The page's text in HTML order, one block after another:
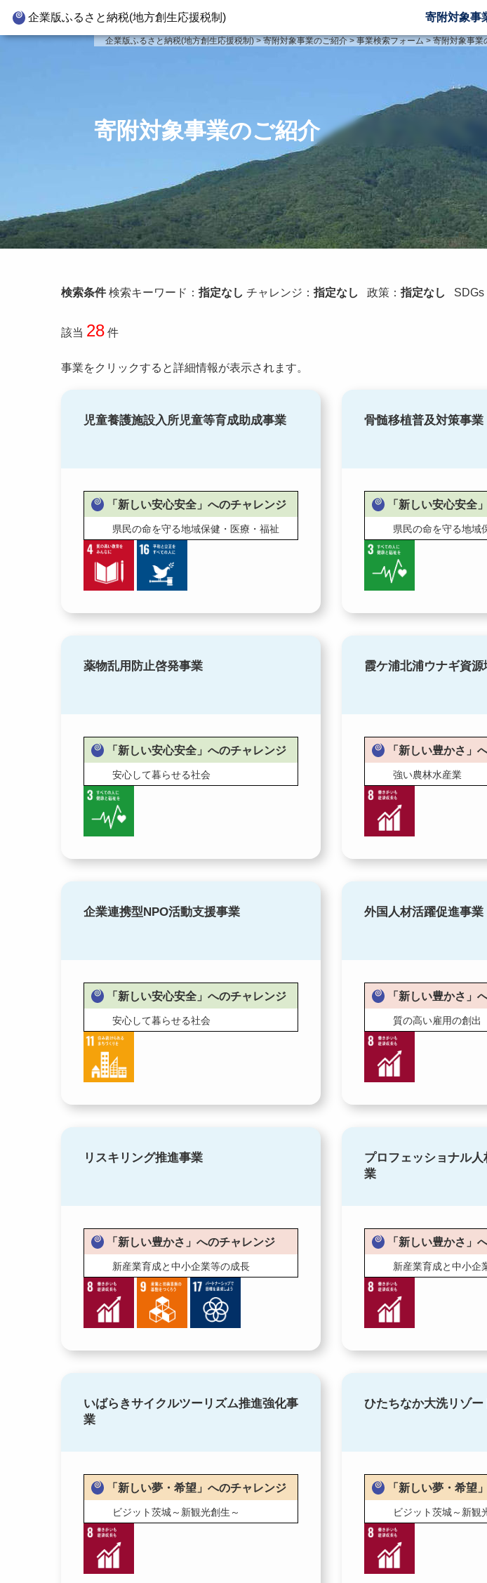
企業版ふるさと納税(地方創生応援税制) 寄附対象事
企業版ふるさと納税とは 寄附対象事業のご紹介
新しい安心安全を推進する事業
新しい人財育成を推進する事業
新しい夢・希望を推進する事業
事業検索フォーム
企業版ふるさと納税(地方創生応援税制)>寄附対象事業のご紹介>事業検索フォーム>寄附対象事業
寄附対象事業のご紹介
検索条件検索キーワード： 指定なし チャレンジ： 指定なし 政策： 指定なし SDGs
該当 28 件
事業をクリックすると詳細情報が表示されます。
児童養護施設入所児童等育成助成事業
「新しい安心安全」へのチャレンジ
県民の命を守る地域保健・医療・福祉
骨髄移植普及対策事業
「新しい安心安全
県民の命を守る地域
薬物乱用防止啓発事業
「新しい安心安全」へのチャレンジ
安心して暮らせる社会
霞ケ浦北浦ウナギ資
「新しい豊かさ」
強い農林水産業
企業連携型NPO活動支援事業
「新しい安心安全」へのチャレンジ
安心して暮らせる社会
外国人材活躍促進事業
「新しい豊かさ」
質の高い雇用の創出
リスキリング推進事業
「新しい豊かさ」へのチャレンジ
新産業育成と中小企業等の成長
プロフェッショナル
業
「新しい豊かさ」
新産業育成と中小企
いばらきサイクルツーリズム推進強化事
業
「新しい夢・希望」へのチャレンジ
ビジット茨城～新観光創生～
ひたちなか大洗リゾ
「新しい夢・希望
ビジット茨城～新観